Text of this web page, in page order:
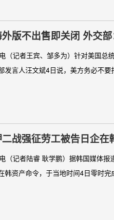
版不出售即关闭 外交
（记者王宾、邹多为）针对美国总
发言人汪文斌4日说，美方务必不
战强征劳工被告日企在
（记者陆睿 耿学鹏）据韩国媒体
韩资产命令，于当地时间4日零时